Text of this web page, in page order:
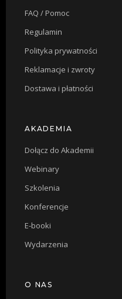
FAQ / Pomoc
Regulamin
Polityka prywatności
Reklamacje i zwroty
Dostawa i płatności
AKADEMIA
Dołącz do Akademii
Webinary
Szkolenia
Konferencje
E-booki
Wydarzenia
O NAS